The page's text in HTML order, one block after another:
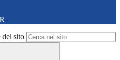
del sito